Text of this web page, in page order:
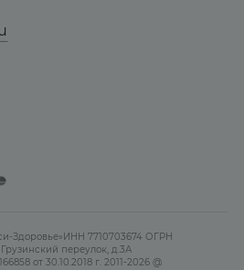
Здоровье»ИНН 7710703674 ОГРН
переулок, д.3А
от 30.10.2018 г. 2011-2026 @